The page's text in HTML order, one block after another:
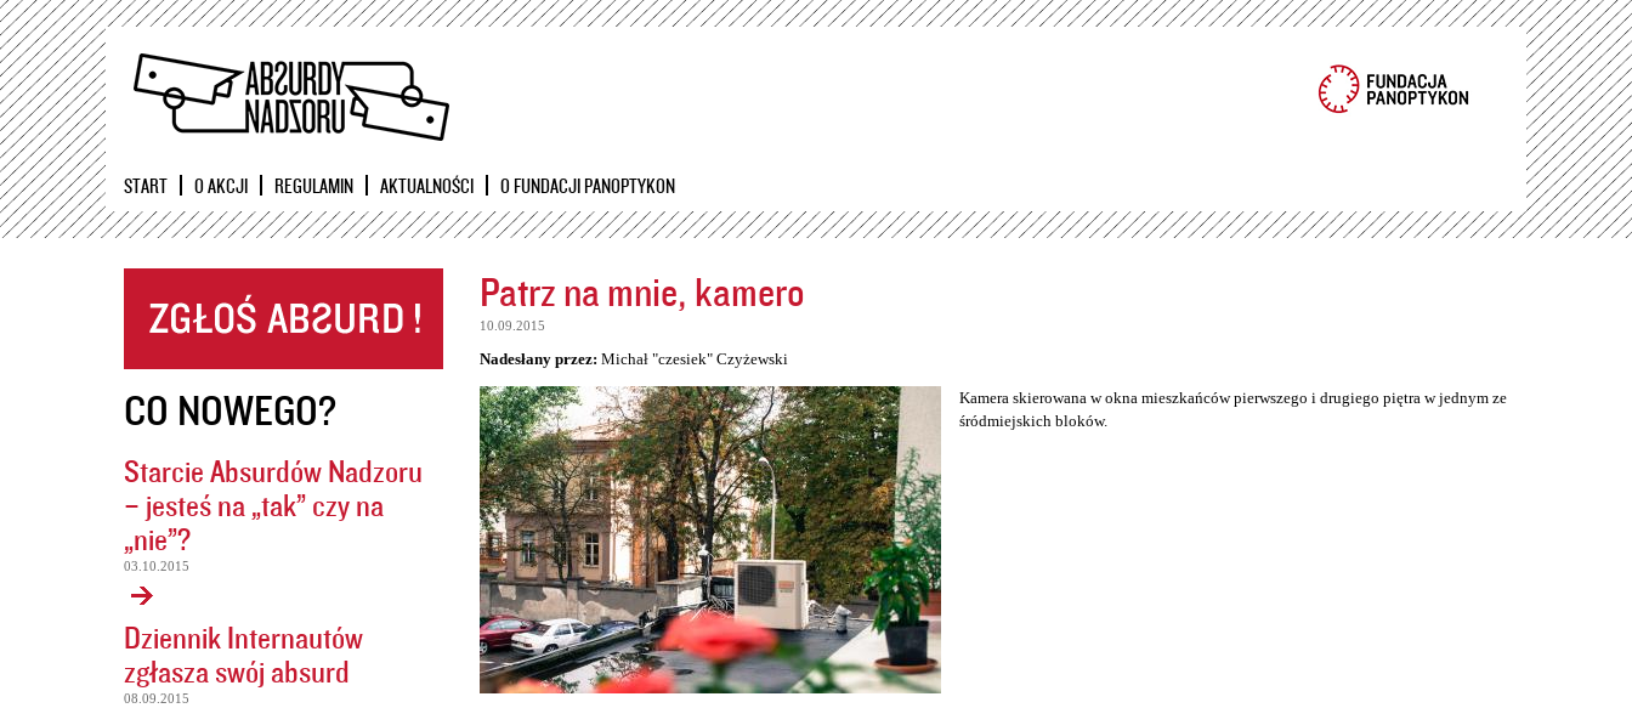
Przejdź
START O AKCJI REGULAMIN AKTUALNOŚCI O FUNDACJI PANOPTYKON
CO NOWEGO?
Starcie Absurdów Nadzoru
– jesteś na „tak” czy na
„nie”?
03.10.2015
Dziennik Internautów
zgłasza swój absurd
08.09.2015
Patrz na mnie, kamero
10.09.2015
Nadesłany przez: Michał "czesiek" Czyżewski
Kamera skierowana w okna mieszkańców pierwszego i drugiego piętra w jednym ze
śródmiejskich bloków.